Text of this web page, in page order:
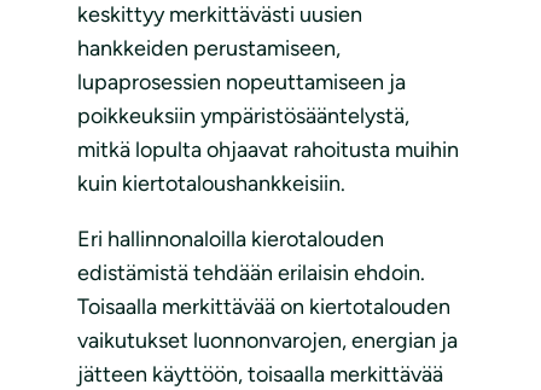
keskittyy merkittävästi uusien
hankkeiden perustamiseen,
lupaprosessien nopeuttamiseen ja
poikkeuksiin ympäristösääntelystä,
mitkä lopulta ohjaavat rahoitusta muihin
kuin kiertotaloushankkeisiin.
Eri hallinnonaloilla kierotalouden
edistämistä tehdään erilaisin ehdoin.
Toisaalla merkittävää on kiertotalouden
vaikutukset luonnonvarojen, energian ja
jätteen käyttöön, toisaalla merkittävää